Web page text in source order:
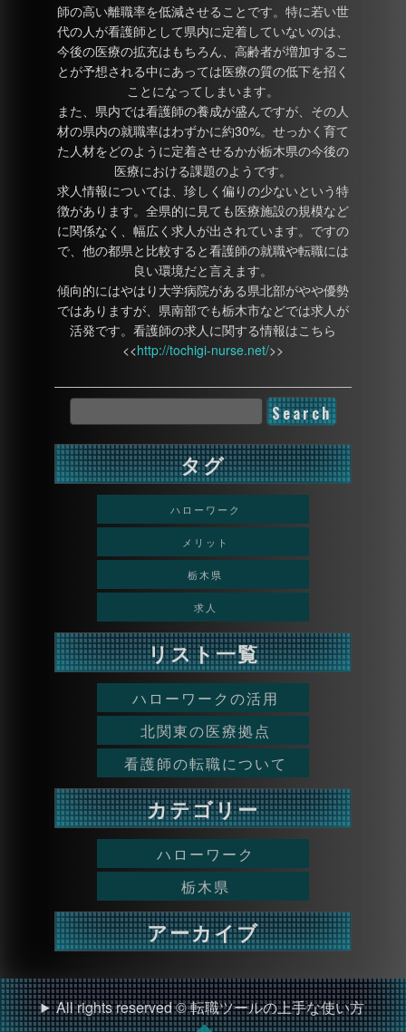
師の高い離職率を低減させることです。特に若い世
代の人が看護師として県内に定着していないのは、
今後の医療の拡充はもちろん、高齢者が増加するこ
とが予想される中にあっては医療の質の低下を招く
ことになってしまいます。
また、県内では看護師の養成が盛んですが、その人
材の県内の就職率はわずかに約30%。せっかく育て
た人材をどのように定着させるかが栃木県の今後の
医療における課題のようです。
求人情報については、珍しく偏りの少ないという特
徴があります。全県的に見ても医療施設の規模など
に関係なく、幅広く求人が出されています。ですの
で、他の都県と比較すると看護師の就職や転職には
良い環境だと言えます。
傾向的にはやはり大学病院がある県北部がやや優勢
ではありますが、県南部でも栃木市などでは求人が
活発です。看護師の求人に関する情報はこちら
<<http://tochigi-nurse.net/>>
タグ
ハローワーク
メリット
栃木県
求人
リスト一覧
ハローワークの活用
北関東の医療拠点
看護師の転職について
カテゴリー
ハローワーク
栃木県
アーカイブ
All rights reserved © 転職ツールの上手な使い方